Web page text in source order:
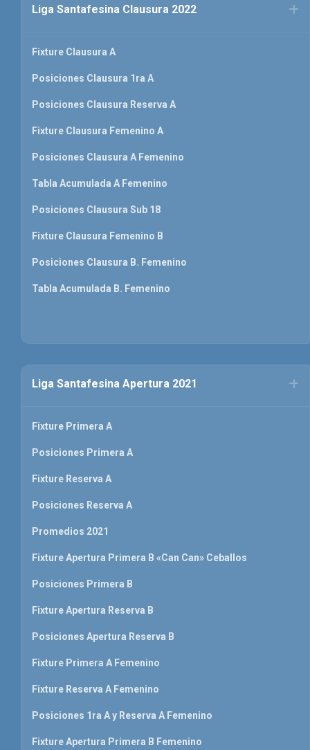
Liga Santafesina Clausura 2022
Fixture Clausura A
Posiciones Clausura 1ra A
Posiciones Clausura Reserva A
Fixture Clausura Femenino A
Posiciones Clausura A Femenino
Tabla Acumulada A Femenino
Posiciones Clausura Sub 18
Fixture Clausura Femenino B
Posiciones Clausura B. Femenino
Tabla Acumulada B. Femenino
Liga Santafesina Apertura 2021
Fixture Primera A
Posiciones Primera A
Fixture Reserva A
Posiciones Reserva A
Promedios 2021
Fixture Apertura Primera B «Can Can» Ceballos
Posiciones Primera B
Fixture Apertura Reserva B
Posiciones Apertura Reserva B
Fixture Primera A Femenino
Fixture Reserva A Femenino
Posiciones 1ra A y Reserva A Femenino
Fixture Apertura Primera B Femenino